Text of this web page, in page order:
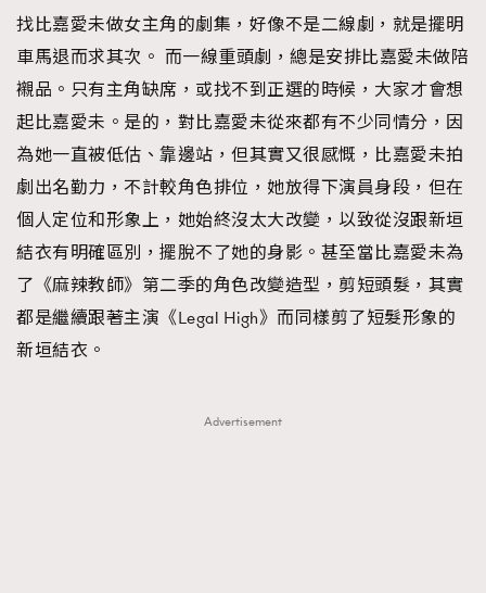
找比嘉愛未做女主角的劇集，好像不是二線劇，就是擺明
車馬退而求其次。 而一線重頭劇，總是安排比嘉愛未做陪
襯品。只有主角缺席，或找不到正選的時候，大家才會想
起比嘉愛未。是的，對比嘉愛未從來都有不少同情分，因
為她一直被低估、靠邊站，但其實又很感慨，比嘉愛未拍
劇出名勤力，不計較角色排位，她放得下演員身段，但在
個人定位和形象上，她始終沒太大改變，以致從沒跟新垣
結衣有明確區別，擺脫不了她的身影。甚至當比嘉愛未為
了《麻辣教師》第二季的角色改變造型，剪短頭髮，其實
都是繼續跟著主演《Legal High》而同樣剪了短髮形象的
新垣結衣。
Advertisement